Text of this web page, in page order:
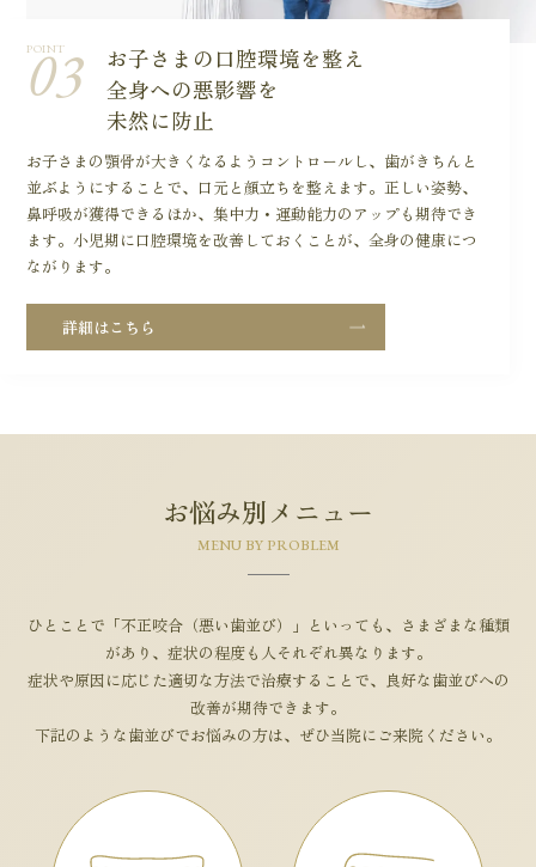
POINT
03
お子さまの口腔環境を整え
全身への悪影響を
未然に防止
お子さまの顎骨が大きくなるようコントロールし、歯がきちんと
並ぶようにすることで、口元と顔立ちを整えます。正しい姿勢、
鼻呼吸が獲得できるほか、集中力・運動能力のアップも期待でき
ます。小児期に口腔環境を改善しておくことが、全身の健康につ
ながります。
詳細はこちら
お悩み別メニュー
MENU BY PROBLEM
ひとことで「不正咬合（悪い歯並び）」といっても、さまざまな種類
があり、症状の程度も人それぞれ異なります。
症状や原因に応じた適切な方法で治療することで、良好な歯並びへの
改善が期待できます。
下記のような歯並びでお悩みの方は、ぜひ当院にご来院ください。